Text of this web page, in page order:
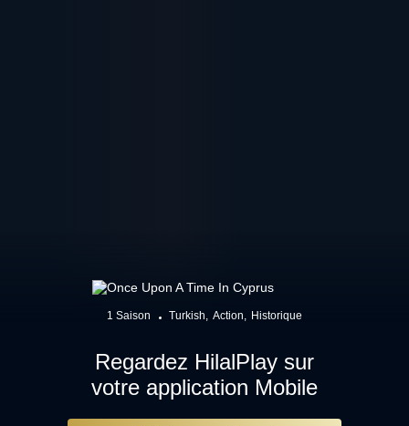
1 Saison Turkish Action Historique
Regardez HilalPlay sur
votre application Mobile